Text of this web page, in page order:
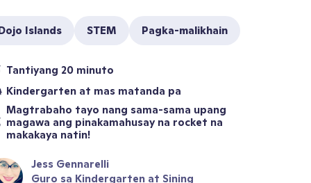
Islands STEM Pagka-malikhain
Tantiyang 20 minuto
Kindergarten at mas matanda pa
Magtrabaho tayo nang sama-sama upang
magawa ang pinakamahusay na rocket na
makakaya natin!
Jess Gennarelli
Guro sa Kindergarten at Sining